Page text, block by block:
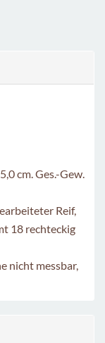
cm. Ges.-Gew.
Reif,
18 rechteckig
nicht messbar,